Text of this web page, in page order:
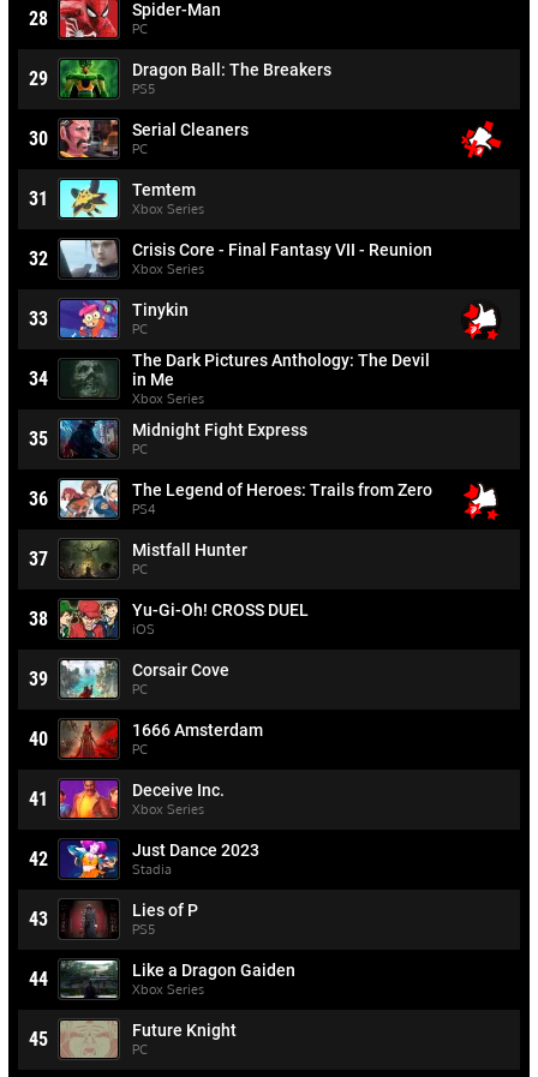
28 Spider-Man
PC
29 Dragon Ball: The Breakers
PS5
30 Serial Cleaners
PC
31 Temtem
Xbox Series
32 Crisis Core - Final Fantasy VII - Reunion
Xbox Series
33 Tinykin
PC
34
The Dark Pictures Anthology: The Devil
in Me
Xbox Series
35 Midnight Fight Express
PC
36 The Legend of Heroes: Trails from Zero
PS4
37 Mistfall Hunter
PC
38 Yu-Gi-Oh! CROSS DUEL
iOS
39 Corsair Cove
PC
40 1666 Amsterdam
PC
41 Deceive Inc.
Xbox Series
42 Just Dance 2023
Stadia
43 Lies of P
PS5
44 Like a Dragon Gaiden
Xbox Series
45 Future Knight
PC